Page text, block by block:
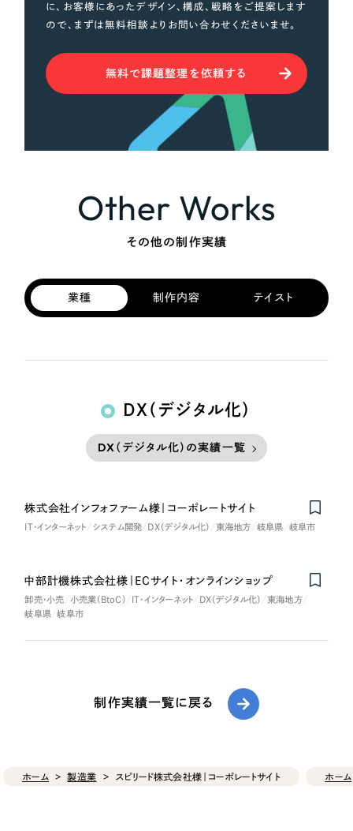
に、お客様にあったデザイン、構成、戦略をご提案します
ので、まずは無料相談よりお問い合わせくださいませ。
無料で課題整理を依頼する
Other Works
その他の制作実績
業種 制作内容 テイスト
DX（デジタル化）
DX（デジタル化）の実績一覧
株式会社インフォファーム様｜コーポレートサイト
IT・インターネット システム開発 DX（デジタル化） 東海地方 岐阜県 岐阜市
中部計機株式会社様｜ECサイト・オンラインショップ
卸売・小売 小売業（BtoC） IT・インターネット DX（デジタル化）
東海地方
岐阜県
岐阜市
制作実績一覧に戻る
ホーム 製造業 スピリード株式会社様｜コーポレートサイト ホーム